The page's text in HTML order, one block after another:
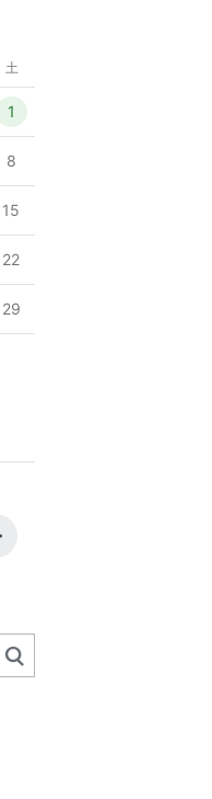
土
1
8
15
22
29